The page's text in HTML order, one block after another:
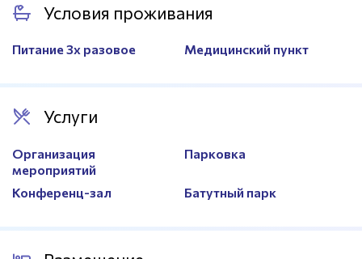
Размер
60х30м.
Раздевалки
Есть
Станки
Есть
Условия проживания
Питание 3х разовое Медицинский пункт
Услуги
Организация
мероприятий
Парковка
Конференц-зал Батутный парк